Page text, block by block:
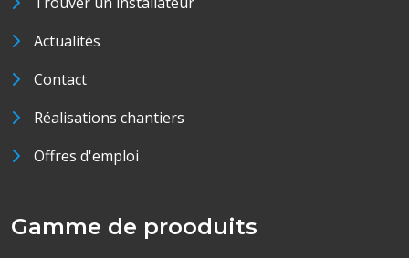
Actualités
Contact
Réalisations chantiers
Offres d'emploi
Gamme de prooduits